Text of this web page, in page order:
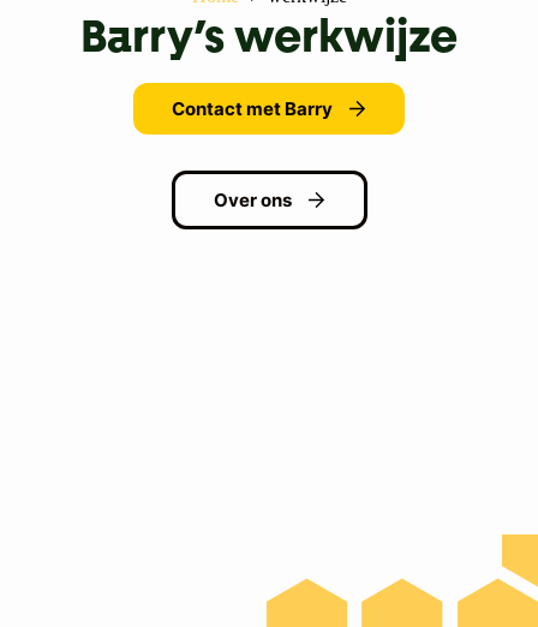
Barry’s werkwijze
Contact met Barry
Over ons